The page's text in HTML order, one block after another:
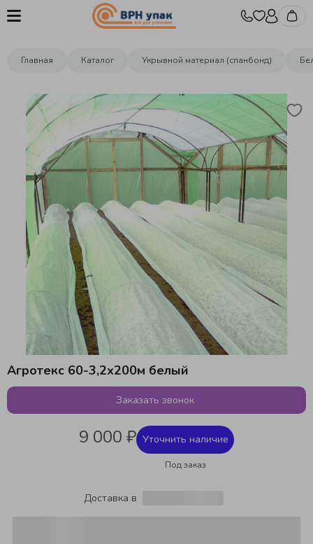
Главная Каталог Укрывной материал (спанбонд)
Агротекс 60-3,2х200м белый
Заказать звонок
9 000 ₽ Уточнить наличие
Под заказ
Доставка в